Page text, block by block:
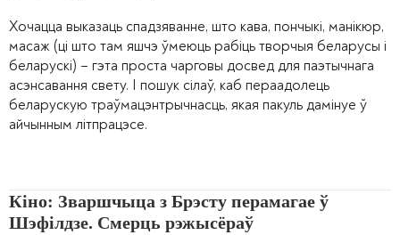
Хочацца выказаць спадзяванне, што кава, пончыкі, манікюр,
масаж (ці што там яшчэ ўмеюць рабіць творчыя беларусы і
беларускі) – гэта проста чарговы досвед для паэтычнага
асэнсавання свету. І пошук сілаў, каб пераадолець
беларускую траўмацэнтрычнасць, якая пакуль дамінуе ў
айчынным літпрацэсе.
Кіно: Зваршчыца з Брэсту перамагае ў
Шэфілдзе. Смерць рэжысёраў